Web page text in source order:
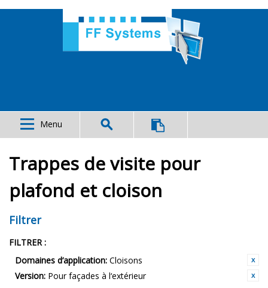
Menu
Trappes de visite pour
plafond et cloison
Filtrer
FILTRER :
Domaines d‘application: Cloisons
Version: Pour façades à l‘extérieur